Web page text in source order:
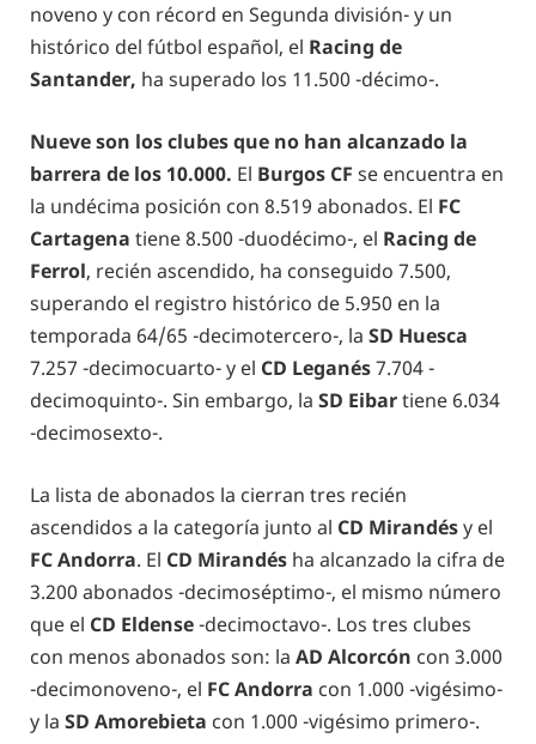
noveno y con récord en Segunda división- y un
histórico del fútbol español, el Racing de
Santander, ha superado los 11.500 -décimo-.
Nueve son los clubes que no han alcanzado la
barrera de los 10.000. El Burgos CF se encuentra en
la undécima posición con 8.519 abonados. El FC
Cartagena tiene 8.500 -duodécimo-, el Racing de
Ferrol, recién ascendido, ha conseguido 7.500,
superando el registro histórico de 5.950 en la
temporada 64/65 -decimotercero-, la SD Huesca
7.257 -decimocuarto- y el CD Leganés7.704 -
decimoquinto-. Sin embargo, la SD Eibartiene 6.034
-decimosexto-.
La lista de abonados la cierran tres recién
ascendidos a la categoría junto al CD Mirandésy el
FC Andorra. El CD Mirandés ha alcanzado la cifra de
3.200 abonados -decimoséptimo-, el mismo número
que el CD Eldense-decimoctavo-. Los tres clubes
con menos abonados son: la AD Alcorcón con 3.000
-decimonoveno-, el FC Andorra con 1.000 -vigésimo-
y la SD Amorebieta con 1.000 -vigésimo primero-.